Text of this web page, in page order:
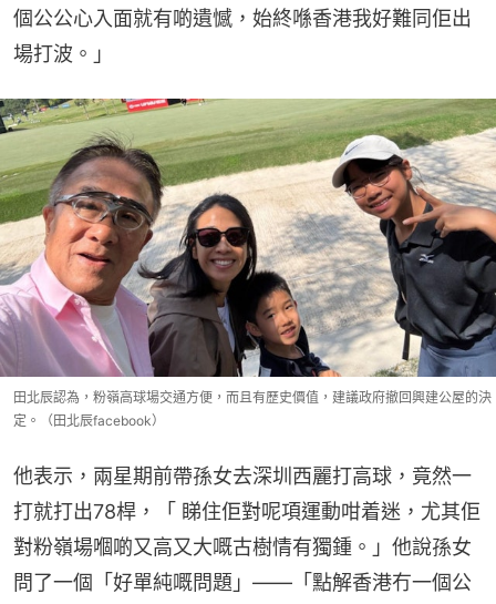
個公公心入面就有啲遺憾，始終喺香港我好難同佢出
場打波。」
田北辰認為，粉嶺高球場交通方便，而且有歷史價值，建議政府撤回興建公屋的決
定。（田北辰facebook）
他表示，兩星期前帶孫女去深圳西麗打高球，竟然一
打就打出78桿，「 睇住佢對呢項運動咁着迷，尤其佢
對粉嶺場嗰啲又高又大嘅古樹情有獨鍾。」他說孫女
問了一個「好單純嘅問題」——「點解香港冇一個公